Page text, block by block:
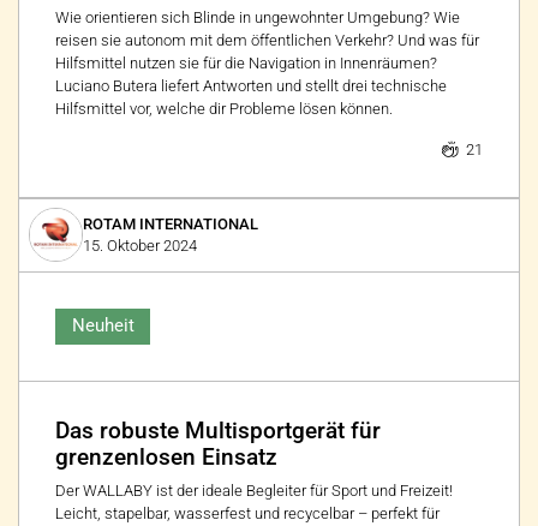
Wie orientieren sich Blinde in ungewohnter Umgebung? Wie
reisen sie autonom mit dem öffentlichen Verkehr? Und was für
Hilfsmittel nutzen sie für die Navigation in Innenräumen?
Luciano Butera liefert Antworten und stellt drei technische
Hilfsmittel vor, welche dir Probleme lösen können.
21
ROTAM INTERNATIONAL
15. Oktober 2024
Neuheit
Das robuste Multisportgerät für
grenzenlosen Einsatz
Der WALLABY ist der ideale Begleiter für Sport und Freizeit!
Leicht, stapelbar, wasserfest und recycelbar – perfekt für